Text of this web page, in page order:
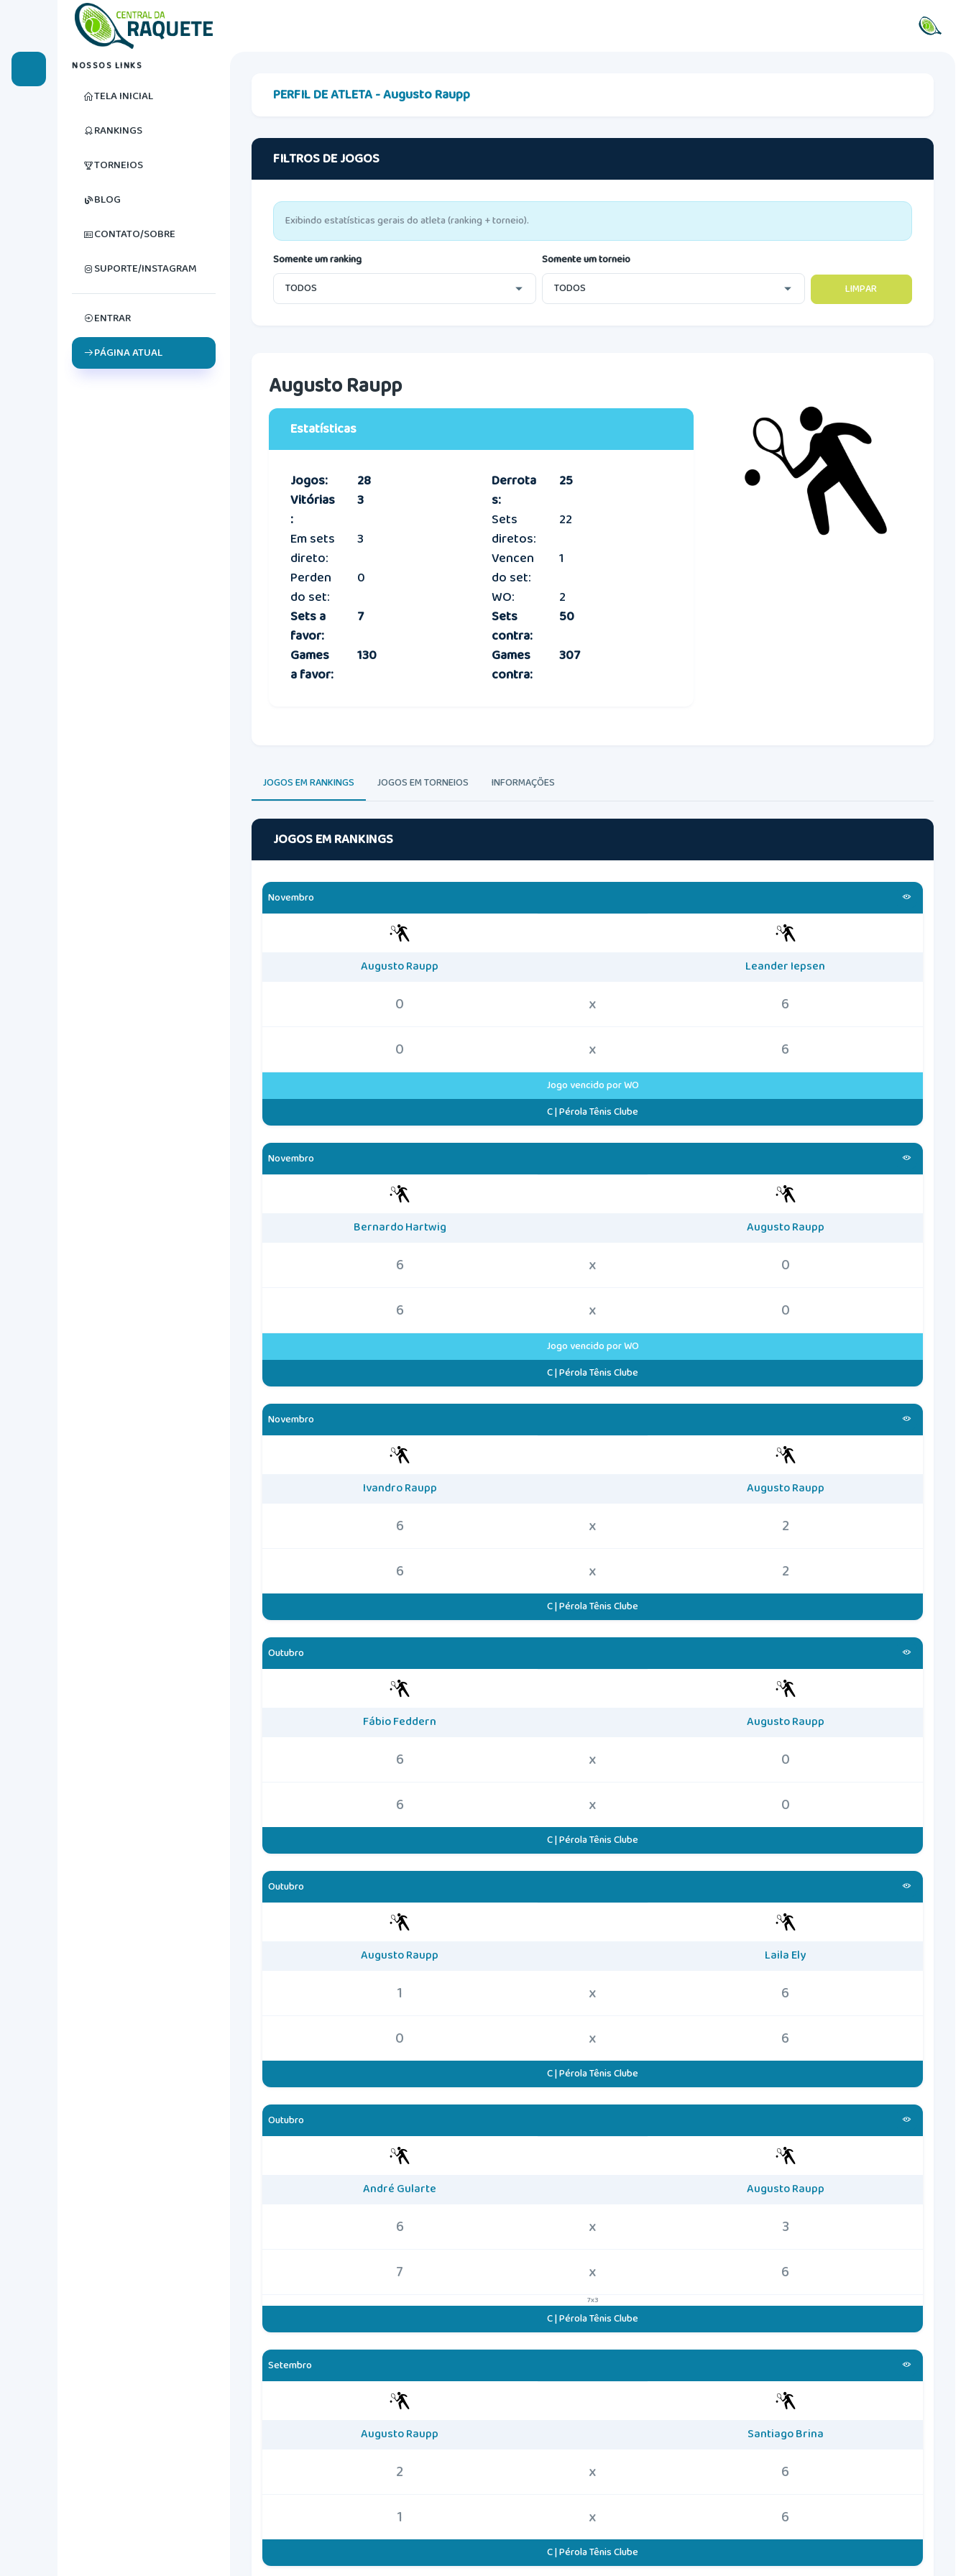
NOSSOS LINKS
TELA INICIAL
RANKINGS
TORNEIOS
BLOG
CONTATO/SOBRE
SUPORTE/INSTAGRAM
ENTRAR
PÁGINA ATUAL
PERFIL DE ATLETA - Augusto Raupp
FILTROS DE JOGOS
Exibindo estatísticas gerais do atleta (ranking + torneio).
Somente um ranking
Somente um torneio
LIMPAR
Augusto Raupp
Estatísticas
Jogos:
28
Vitórias
:
3
Em sets
direto:
3
Perden
do set:
0
Sets a
favor:
7
Games
a favor:
130
Derrota
s:
25
Sets
diretos:
22
Vencen
do set:
1
WO:
2
Sets
contra:
50
Games
contra:
307
JOGOS EM RANKINGS JOGOS EM TORNEIOS INFORMAÇÕES
JOGOS EM RANKINGS
Novembro
Augusto Raupp Leander Iepsen
0 x
6
0
x 6
Jogo vencido por WO
C | Pérola Tênis Clube
Novembro
Bernardo Hartwig Augusto Raupp
6 x
0
6
x 0
Jogo vencido por WO
C | Pérola Tênis Clube
Novembro
Ivandro Raupp Augusto Raupp
6 x
2
6
x 2
C | Pérola Tênis Clube
Outubro
Fábio Feddern Augusto Raupp
6 x
0
6
x 0
C | Pérola Tênis Clube
Outubro
Augusto Raupp Laila Ely
1 x
6
0
x 6
C | Pérola Tênis Clube
Outubro
André Gularte Augusto Raupp
6 x
3
7
x 6
7x3
C | Pérola Tênis Clube
Setembro
Augusto Raupp Santiago Brina
2 x
6
1
x 6
C | Pérola Tênis Clube